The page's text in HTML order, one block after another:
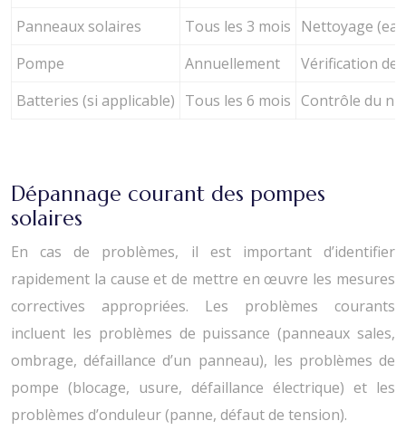
Panneaux solaires
Tous les 3 mois Nettoyage
Pompe
Annuellement
Vérification
Batteries (si applicable) Tous les 6 mois Contrôle du
Dépannage courant des pompes
solaires
En cas de problèmes, il est important d’identifier
rapidement la cause et de mettre en œuvre les mesures
correctives appropriées. Les problèmes courants
incluent les problèmes de puissance (panneaux sales,
ombrage, défaillance d’un panneau), les problèmes de
pompe (blocage, usure, défaillance électrique) et les
problèmes d’onduleur (panne, défaut de tension).